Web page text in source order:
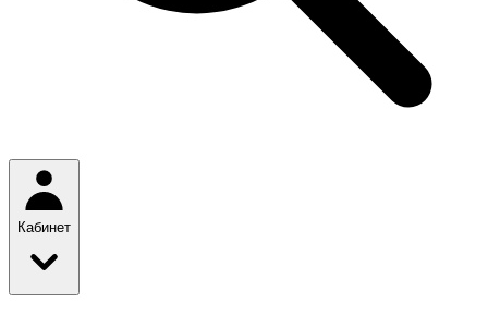
Кабинет